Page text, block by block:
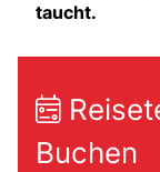
taucht.
Buchen